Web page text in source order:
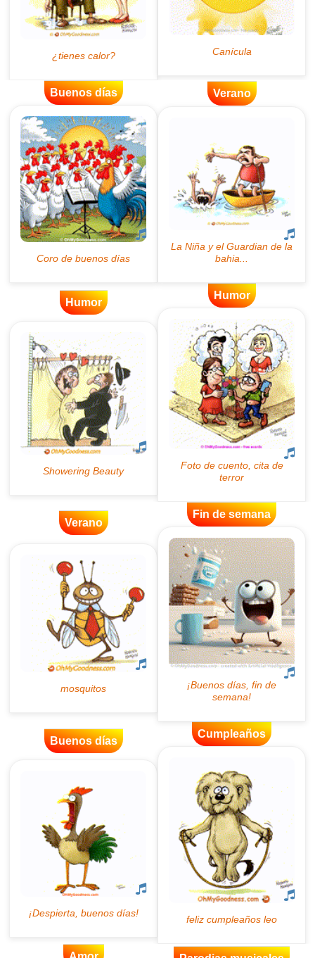
Buenos días Verano
Humor
Humor
Verano
Fin de semana
Buenos días
Cumpleaños